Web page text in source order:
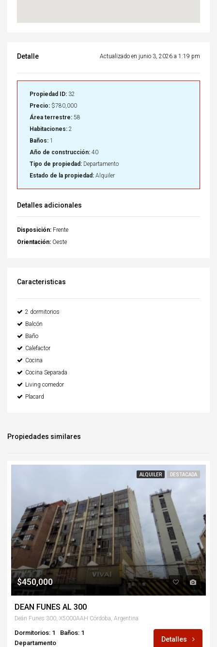
Detalle Actualizado en junio 3, 2026 a 1:19 pm
Propiedad ID: 32
Precio: $780,000
Área terrestre: 58
Habitaciones: 2
Baños: 1
Año de construcción: 40
Tipo de propiedad: Departamento
Estado de la propiedad: Alquiler
Detalles adicionales
Disposición: Frente
Orientación: Oeste
Caracteristicas
2 dormitorios
Balcón
Baño
Calefactor
Cocina
Cocina Separada
Living comedor
Placard
Propiedades similares
ALQUILER DESTACADA
$450,000
DEAN FUNES AL 300
Deán Funes 300, X5000AAH Córdoba, Argentina
Dormitorios: 1
Baños: 1
Departamento
Detalles